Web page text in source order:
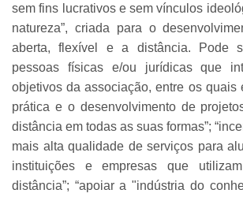
sem fins lucrativos e sem vínculos
natureza”, criada para o
aberta, flexível e a distância.
Pode
pessoas físicas e/ou jurídicas que
objetivos da associação, entre os quais
prática e o desenvolvimento de
distância em todas as suas formas”;
mais alta qualidade de serviços para
instituições e empresas que
distância”; “apoiar a "indústria do